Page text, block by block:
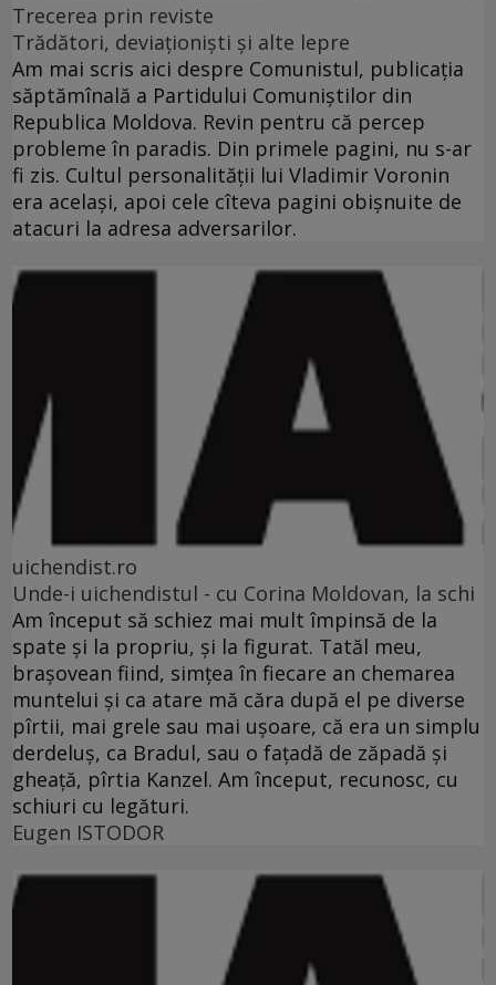
Trecerea prin reviste
Trădători, deviaţionişti şi alte lepre
Am mai scris aici despre Comunistul, publicaţia
săptămînală a Partidului Comuniştilor din
Republica Moldova. Revin pentru că percep
probleme în paradis. Din primele pagini, nu s-ar
fi zis. Cultul personalităţii lui Vladimir Voronin
era acelaşi, apoi cele cîteva pagini obişnuite de
atacuri la adresa adversarilor.
uichendist.ro
Unde-i uichendistul - cu Corina Moldovan, la schi
Am început să schiez mai mult împinsă de la
spate şi la propriu, şi la figurat. Tatăl meu,
braşovean fiind, simţea în fiecare an chemarea
muntelui şi ca atare mă căra după el pe diverse
pîrtii, mai grele sau mai uşoare, că era un simplu
derdeluş, ca Bradul, sau o faţadă de zăpadă şi
gheaţă, pîrtia Kanzel. Am început, recunosc, cu
schiuri cu legături.
Eugen ISTODOR